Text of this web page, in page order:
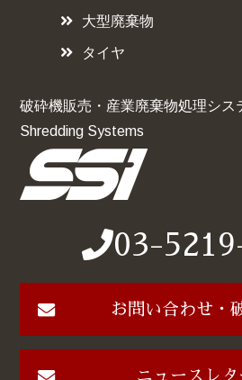
大型廃棄物
タイヤ
破砕機販売・産業廃棄物処理シス
Shredding Systems
03-
お問い合わせ・
ニュースレ